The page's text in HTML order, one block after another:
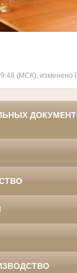
(МСК), изменено